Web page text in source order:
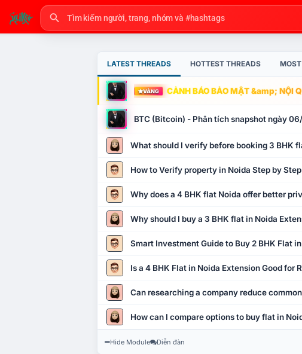
LATEST THREADS HOTTEST THREADS
VÀNG CẢNH BÁO BẢO MẬT &amp; NỘI
BTC (Bitcoin) - Phân tích snapshot ngày
What should I verify before booking 3 BHK
How to Verify property in Noida Step by Step
Why does a 4 BHK flat Noida offer better
Why should I buy a 3 BHK flat in Noida
Smart Investment Guide to Buy 2 BHK Flat
Is a 4 BHK Flat in Noida Extension Good for
Can researching a company reduce
How can I compare options to buy flat in
Hide Module Diễn đàn